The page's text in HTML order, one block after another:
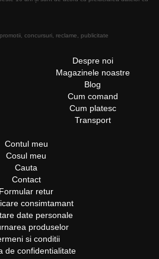
concursuri, reclame, publicitate
Despre noi
Magazinele noastre
Blog
Cum comand
Cum platesc
Transport
Contul meu
Cosul meu
Cauta
Contact
Formular retur
consimtamant
date personale
produselor
si conditii
de confidentialitate